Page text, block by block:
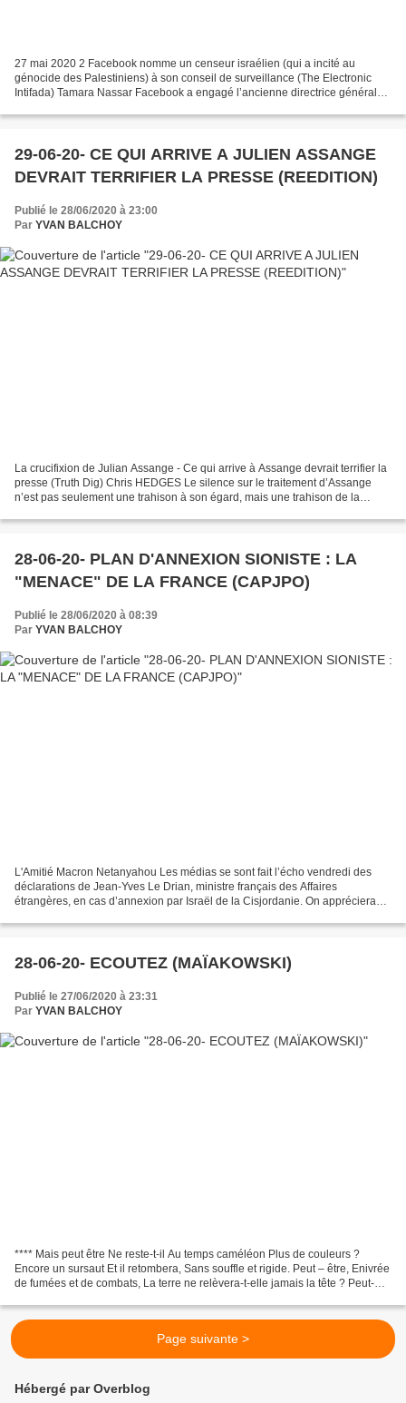
27 mai 2020 2 Facebook nomme un censeur israélien (qui a incité au
génocide des Palestiniens) à son conseil de surveillance (The Electronic
Intifada) Tamara Nassar Facebook a engagé l’ancienne directrice générale
29-06-20- CE QUI ARRIVE A JULIEN ASSANGE
DEVRAIT TERRIFIER LA PRESSE (REEDITION)
Publié le 28/06/2020 à 23:00
Par YVAN BALCHOY
La crucifixion de Julian Assange - Ce qui arrive à Assange devrait terrifier la
presse (Truth Dig) Chris HEDGES Le silence sur le traitement d’Assange
n’est pas seulement une trahison à son égard, mais une trahison de la
28-06-20- PLAN D'ANNEXION SIONISTE : LA
"MENACE" DE LA FRANCE (CAPJPO)
Publié le 28/06/2020 à 08:39
Par YVAN BALCHOY
L'Amitié Macron Netanyahou Les médias se sont fait l’écho vendredi des
déclarations de Jean-Yves Le Drian, ministre français des Affaires
étrangères, en cas d’annexion par Israël de la Cisjordanie. On appréciera
28-06-20- ECOUTEZ (MAÏAKOWSKI)
Publié le 27/06/2020 à 23:31
Par YVAN BALCHOY
**** Mais peut être Ne reste-t-il Au temps caméléon Plus de couleurs ?
Encore un sursaut Et il retombera, Sans souffle et rigide. Peut – être, Enivrée
de fumées et de combats, La terre ne relèvera-t-elle jamais la tête ? Peut-
Page suivante >
Hébergé par Overblog